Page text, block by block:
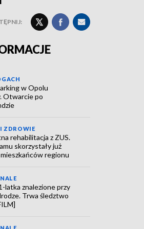
w Opolu
Otwarcie po
ZDROWIE
rehabilitacja z ZUS.
skorzystały już
regionu
latka znalezione przy
Trwa śledztwo